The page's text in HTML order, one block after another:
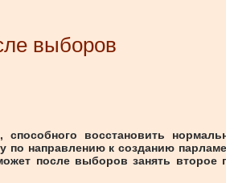
выборов
восстановить
направлению к созданию
после выборов занять второе